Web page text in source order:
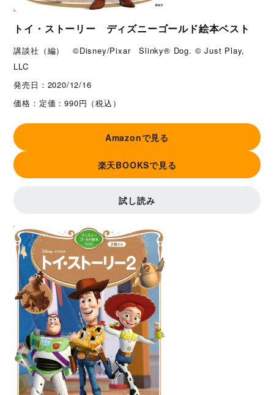
トイ・ストーリー ディズニーゴールド絵本ベスト
講談社（編） ©Disney/Pixar Slinky® Dog. © Just Play,
LLC
発売日： 2020/12/16
価格： 定価：990円（税込）
Amazonで見る
楽天BOOKSで見る
試し読み